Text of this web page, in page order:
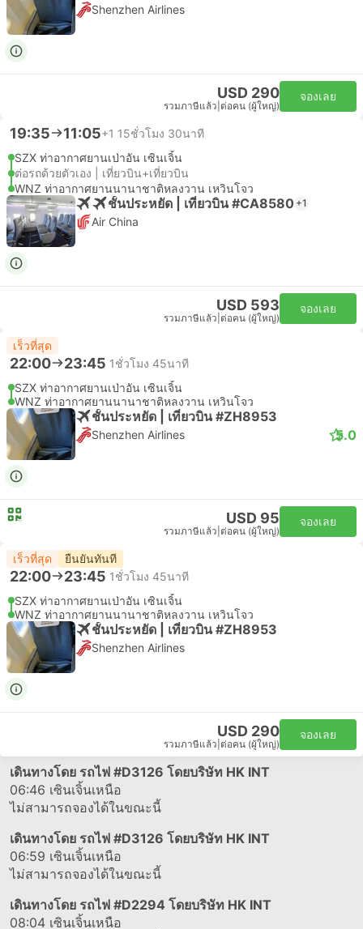
Shenzhen Airlines
USD 290
รวมภาษีแล้ว ต่อคน (ผู้ใหญ่)
จองเลย
19:35 11:05+1 15ชั่วโมง 30นาที
SZX ท่าอากาศยานเป่าอัน เซินเจิ้น
ต่อรถด้วยตัวเอง | เที่ยวบิน+เที่ยวบิน
WNZ ท่าอากาศยานนานาชาติหลงวาน เหวินโจว
ชั้นประหยัด | เที่ยวบิน #CA8580 +1
Air China
USD 593
รวมภาษีแล้ว ต่อคน (ผู้ใหญ่)
จองเลย
เร็วที่สุด
22:00 23:45 1ชั่วโมง 45นาที
SZX ท่าอากาศยานเป่าอัน เซินเจิ้น
WNZ ท่าอากาศยานนานาชาติหลงวาน เหวินโจว
ชั้นประหยัด | เที่ยวบิน #ZH8953
Shenzhen Airlines 5.0
USD 95
รวมภาษีแล้ว ต่อคน (ผู้ใหญ่)
จองเลย
เร็วที่สุด ยืนยันทันที
22:00 23:45 1ชั่วโมง 45นาที
SZX ท่าอากาศยานเป่าอัน เซินเจิ้น
WNZ ท่าอากาศยานนานาชาติหลงวาน เหวินโจว
ชั้นประหยัด | เที่ยวบิน #ZH8953
Shenzhen Airlines
USD 290
รวมภาษีแล้ว ต่อคน (ผู้ใหญ่)
จองเลย
เดินทางโดย รถไฟ #D3126 โดยบริษัท HK INT
06:46 เซินเจิ้นเหนือ
ไม่สามารถจองได้ในขณะนี้
เดินทางโดย รถไฟ #D3126 โดยบริษัท HK INT
06:59 เซินเจิ้นเหนือ
ไม่สามารถจองได้ในขณะนี้
เดินทางโดย รถไฟ #D2294 โดยบริษัท HK INT
08:04 เซินเจิ้นเหนือ